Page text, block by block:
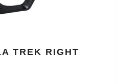
TREK RIGHT